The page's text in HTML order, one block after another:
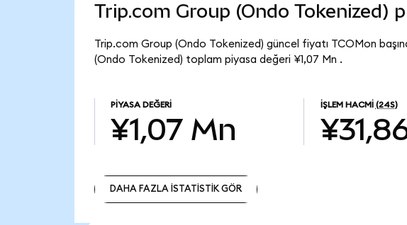
Trip.com Group (Ondo Tokenized)
Trip.com Group (Ondo Tokenized) güncel fiyatı TCOMon
(Ondo Tokenized) toplam piyasa değeri ¥1,07 Mn .
PIYASA DEĞERI
¥1,07 Mn
İŞLEM HACMI (24S)
DAHA FAZLA İSTATİSTİK GÖR